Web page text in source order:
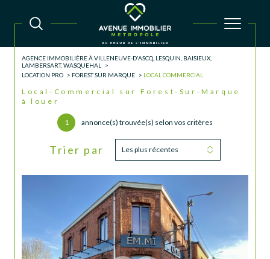
AGENCE IMMOBILIÈRE À VILLENEUVE-D'ASCQ, LESQUIN, BAISIEUX,
LAMBERSART, WASQUEHAL
LOCATION PRO
FOREST SUR MARQUE LOCAL COMMERCIAL
Local-Commercial sur Forest-Sur-Marque
à louer
1 annonce(s) trouvée(s) selon vos critères
Trier par Les plus récentes